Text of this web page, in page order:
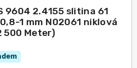
9604 2.4155 slitina 61
1 mm N02061 niklová
500 Meter)